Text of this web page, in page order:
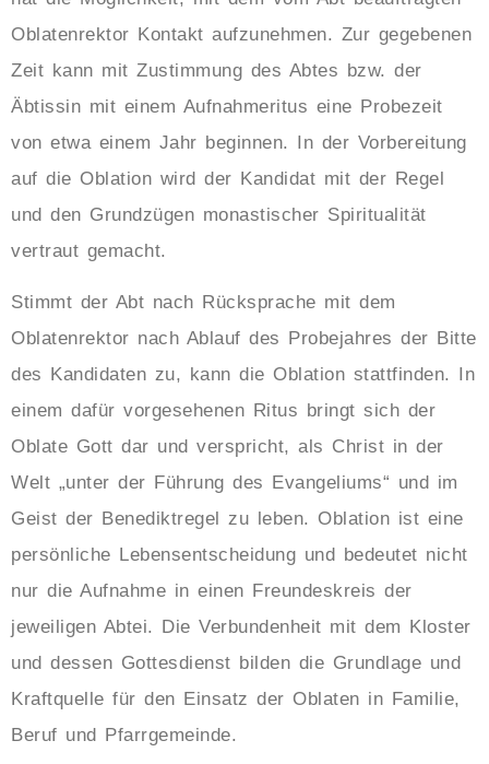
Oblatenrektor Kontakt aufzunehmen. Zur gegebenen
Zeit kann mit Zustimmung des Abtes bzw. der
Äbtissin mit einem Aufnahmeritus eine Probezeit
von etwa einem Jahr beginnen. In der Vorbereitung
auf die Oblation wird der Kandidat mit der Regel
und den Grundzügen monastischer Spiritualität
vertraut gemacht.
Stimmt der Abt nach Rücksprache mit dem
Oblatenrektor nach Ablauf des Probejahres der Bitte
des Kandidaten zu, kann die Oblation stattfinden. In
einem dafür vorgesehenen Ritus bringt sich der
Oblate Gott dar und verspricht, als Christ in der
Welt „unter der Führung des Evangeliums“ und im
Geist der Benediktregel zu leben. Oblation ist eine
persönliche Lebensentscheidung und bedeutet nicht
nur die Aufnahme in einen Freundeskreis der
jeweiligen Abtei. Die Verbundenheit mit dem Kloster
und dessen Gottesdienst bilden die Grundlage und
Kraftquelle für den Einsatz der Oblaten in Familie,
Beruf und Pfarrgemeinde.